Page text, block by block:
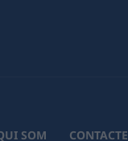
SOM CONTACTE